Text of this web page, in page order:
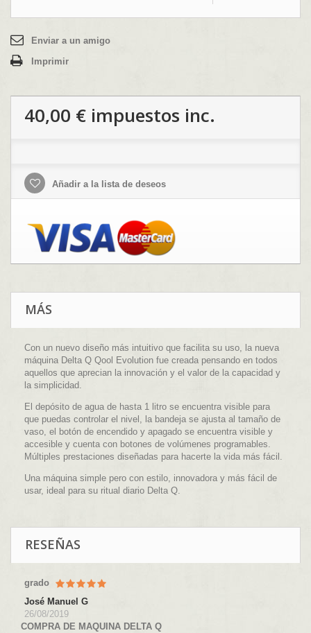
Enviar a un amigo
Imprimir
40,00 € impuestos inc.
Añadir a la lista de deseos
MÁS
Con un nuevo diseño más intuitivo que facilita su uso, la nueva
máquina Delta Q Qool Evolution fue creada pensando en todos
aquellos que aprecian la innovación y el valor de la capacidad y
la simplicidad.
El depósito de agua de hasta 1 litro se encuentra visible para
que puedas controlar el nivel, la bandeja se ajusta al tamaño de
vaso, el botón de encendido y apagado se encuentra visible y
accesible y cuenta con botones de volúmenes programables.
Múltiples prestaciones diseñadas para hacerte la vida más fácil.
Una máquina simple pero con estilo, innovadora y más fácil de
usar, ideal para su ritual diario Delta Q.
RESEÑAS
grado
José Manuel G
26/08/2019
COMPRA DE MAQUINA DELTA Q